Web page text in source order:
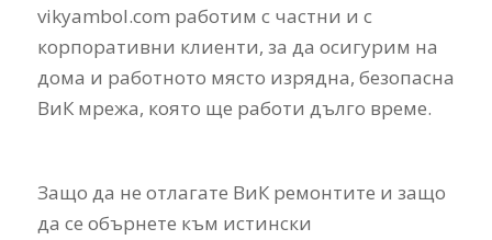
vikyambol.com работим с частни и с
корпоративни клиенти, за да осигурим на
дома и работното място изрядна, безопасна
ВиК мрежа, която ще работи дълго време.
Защо да не отлагате ВиК ремонтите и защо
да се обърнете към истински